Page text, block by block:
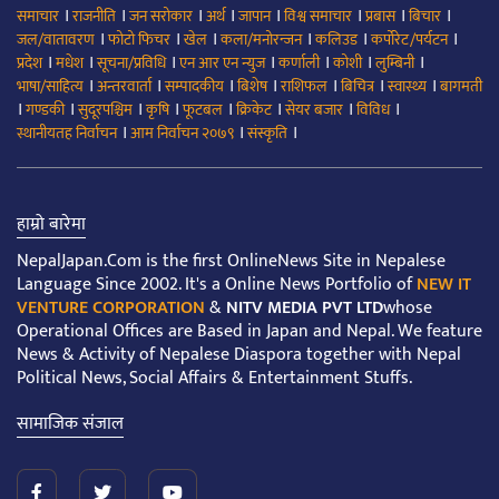
समाचार ।राजनीति ।जन सरोकार ।अर्थ।जापान।विश्व समाचार ।प्रबास।बिचार ।
जल/वातावरण ।फोटो फिचर ।खेल ।कला/मनोरन्जन।कलिउड।कर्पोरेट/पर्यटन।
प्रदेश।मधेश।सूचना/प्रविधि।एन आर एन न्युज।कर्णाली।कोशी।लुम्बिनी।
भाषा/साहित्य ।अन्तरवार्ता।सम्पादकीय ।बिशेष।राशिफल ।बिचित्र।स्वास्थ्य ।बागमती
।गण्डकी।सुदूरपश्चिम ।कृषि।फूटबल ।क्रिकेट।सेयर बजार ।विविध।
स्थानीयतह निर्वाचन।आम निर्वाचन २०७९ ।संस्कृति ।
हाम्रो बारेमा
NepalJapan.Com is the first OnlineNews Site in Nepalese
Language Since 2002. It's a Online News Portfolio ofNEW IT
VENTURE CORPORATION&NITV MEDIA PVT LTDwhose
Operational Offices are Based in Japan and Nepal. We feature
News & Activity of Nepalese Diaspora together with Nepal
Political News, Social Affairs & Entertainment Stuffs.
सामाजिक संजाल